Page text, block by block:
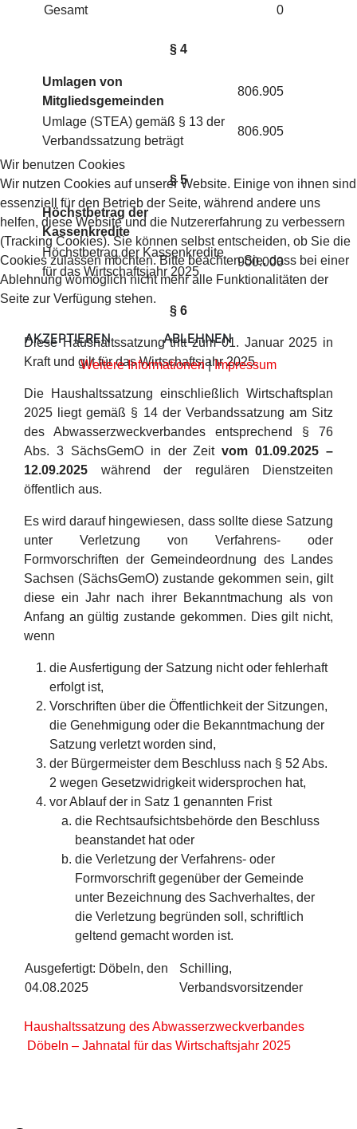
Gesamt 0
§ 4
Umlagen von
Mitgliedsgemeinden
806.905
Umlage (STEA) gemäß § 13 der
Verbandssatzung beträgt
806.905
§ 5
Höchstbetrag der
Kassenkredite
Höchstbetrag der Kassenkredite
für das Wirtschaftsjahr 2025
900.000
§ 6
Diese Haushaltssatzung tritt zum 01. Januar 2025 in
Kraft und gilt für das Wirtschaftsjahr 2025.
Die Haushaltssatzung einschließlich Wirtschaftsplan
2025 liegt gemäß § 14 der Verbandssatzung am Sitz
des Abwasserzweckverbandes entsprechend § 76
Abs. 3 SächsGemO in der Zeitvom 01.09.2025 –
12.09.2025 während der regulären Dienstzeiten
öffentlich aus.
Es wird darauf hingewiesen, dass sollte diese Satzung
unter Verletzung von Verfahrens- oder
Formvorschriften der Gemeindeordnung des Landes
Sachsen (SächsGemO) zustande gekommen sein, gilt
diese ein Jahr nach ihrer Bekanntmachung als von
Anfang an gültig zustande gekommen. Dies gilt nicht,
wenn
die Ausfertigung der Satzung nicht oder fehlerhaft
erfolgt ist,
Vorschriften über die Öffentlichkeit der Sitzungen,
die Genehmigung oder die Bekanntmachung der
Satzung verletzt worden sind,
der Bürgermeister dem Beschluss nach § 52 Abs.
2 wegen Gesetzwidrigkeit widersprochen hat,
vor Ablauf der in Satz 1 genannten Frist
die Rechtsaufsichtsbehörde den Beschluss
beanstandet hat oder
die Verletzung der Verfahrens- oder
Formvorschrift gegenüber der Gemeinde
unter Bezeichnung des Sachverhaltes, der
die Verletzung begründen soll, schriftlich
geltend gemacht worden ist.
Ausgefertigt: Döbeln, den
04.08.2025
Schilling,
Verbandsvorsitzender
Haushaltssatzung des Abwasserzweckverbandes
Döbeln – Jahnatal für das Wirtschaftsjahr 2025
Wir benutzen Cookies
Wir nutzen Cookies auf unserer Website. Einige von ihnen sind
essenziell für den Betrieb der Seite, während andere uns
helfen, diese Website und die Nutzererfahrung zu verbessern
(Tracking Cookies). Sie können selbst entscheiden, ob Sie die
Cookies zulassen möchten. Bitte beachten Sie, dass bei einer
Ablehnung womöglich nicht mehr alle Funktionalitäten der
Seite zur Verfügung stehen.
AKZEPTIEREN ABLEHNEN
Weitere Informationen|Impressum